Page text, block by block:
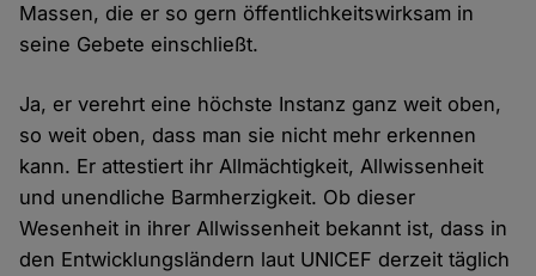
Massen, die er so gern öffentlichkeitswirksam in
seine Gebete einschließt.
Ja, er verehrt eine höchste Instanz ganz weit oben,
so weit oben, dass man sie nicht mehr erkennen
kann. Er attestiert ihr Allmächtigkeit, Allwissenheit
und unendliche Barmherzigkeit. Ob dieser
Wesenheit in ihrer Allwissenheit bekannt ist, dass in
den Entwicklungsländern laut UNICEF derzeit täglich